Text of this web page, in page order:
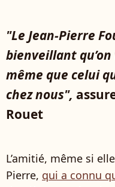
"Le Jean-Pierre
bienveillant
même que celui
chez nous",
Rouet
L’amitié, même si
Pierre, qui a connu